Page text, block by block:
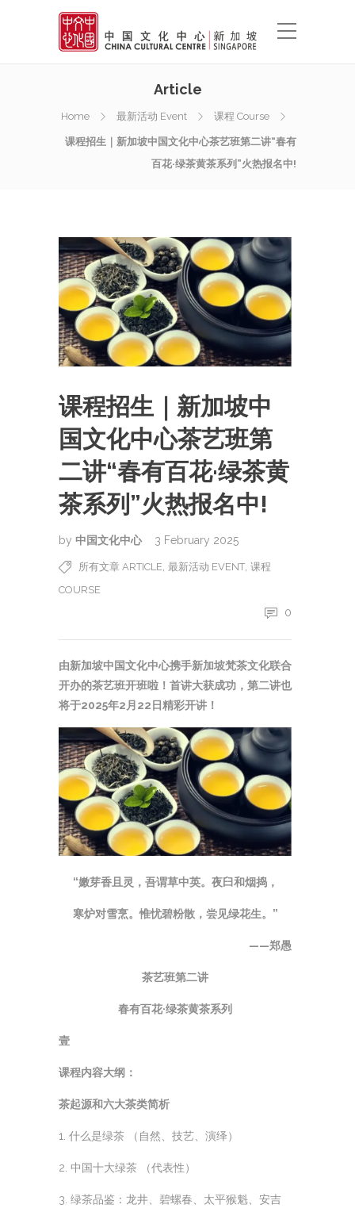
Article
Home 最新活动 Event 课程 Course
课程招生｜新加坡中国文化中心茶艺班第二讲“春有
百花·绿茶黄茶系列”火热报名中!
课程招生｜新加坡中
国文化中心茶艺班第
二讲“春有百花·绿茶黄
茶系列”火热报名中!
by 中国文化中心 3 February 2025
所有文章 ARTICLE 最新活动 EVENT 课程
COURSE
0
由新加坡中国文化中心携手新加坡梵茶文化联合
开办的茶艺班开班啦！首讲大获成功，第二讲也
将于2025年2月22日精彩开讲！
“嫩芽香且灵，吾谓草中英。夜臼和烟捣，
寒炉对雪烹。惟忧碧粉散，尝见绿花生。”
——郑愚
茶艺班第二讲
春有百花·绿茶黄茶系列
壹
课程内容大纲：
茶起源和六大茶类简析
1. 什么是绿茶 （自然、技艺、演绎）
2. 中国十大绿茶 （代表性）
3. 绿茶品鉴：龙井、碧螺春、太平猴魁、安吉